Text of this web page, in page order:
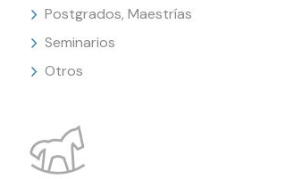
Postgrados, Maestrías
Seminarios
Otros